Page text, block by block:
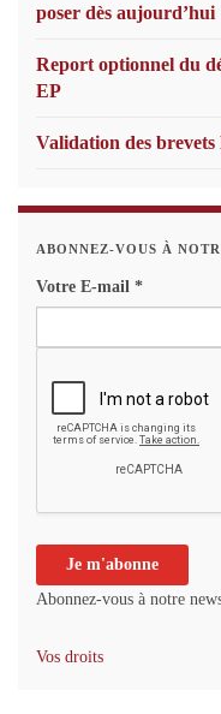
poser dès aujourd’hui
Report optionnel du
EP
Validation des
ABONNEZ-VOUS À
Votre E-mail *
Abonnez-vous à notre
Vos droits